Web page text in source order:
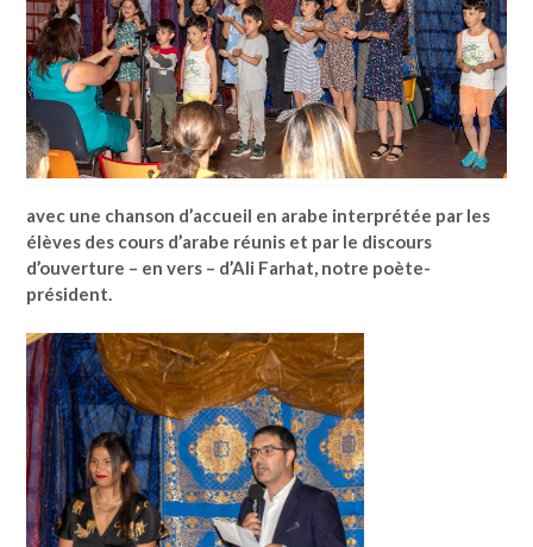
avec une chanson d’accueil en arabe interprétée par les
élèves des cours d’arabe réunis et par le discours
d’ouverture – en vers – d’Ali Farhat, notre poète-
président.